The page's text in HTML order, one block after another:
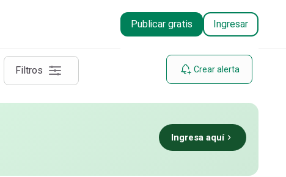
Filtros Crear alerta
Ingresa aquí
Publicar gratis Ingresar